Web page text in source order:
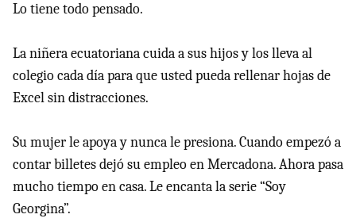
Lo tiene todo pensado.
La niñera ecuatoriana cuida a sus hijos y los lleva al
colegio cada día para que usted pueda rellenar hojas de
Excel sin distracciones.
Su mujer le apoya y nunca le presiona. Cuando empezó a
contar billetes dejó su empleo en Mercadona. Ahora pasa
mucho tiempo en casa. Le encanta la serie “Soy
Georgina”.